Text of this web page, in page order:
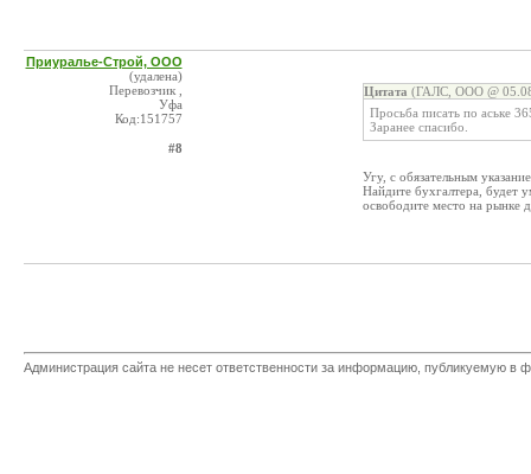
Приуралье-Строй, ООО
(удалена)
Перевозчик ,
Уфа
Код:151757
#8
Цитата (ГАЛС, ООО @
Просьба писать по аське
Заранее спасибо.
Угу, с обязательным
Найдите бухгалтера, будет
освободите место на рынке
Администрация сайта не несет ответственности за информацию, публикуемую